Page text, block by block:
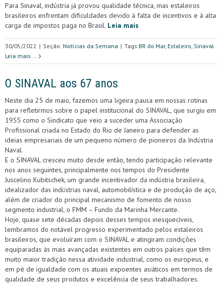
Para Sinaval, indústria já provou qualidade técnica, mas estaleiros
brasileiros enfrentam dificuldades devido à falta de incentivos e à alta
carga de impostos paga no Brasil. Leia mais
30/05/2022 | Seção: Notícias da Semana | Tags:BR do Mar, Estaleiro, Sinaval
Leia mais...
O SINAVAL aos 67 anos
Neste dia 25 de maio, fazemos uma ligeira pausa em nossas rotinas
para refletirmos sobre o papel institucional do SINAVAL, que surgiu em
1955 como o Sindicato que veio a suceder uma Associação
Profissional criada no Estado do Rio de Janeiro para defender as
ideias empresariais de um pequeno número de pioneiros da Indústria
Naval.
E o SINAVAL cresceu muito desde então, tendo participação relevante
nos anos seguintes, principalmente nos tempos do Presidente
Juscelino Kubitschek, um grande incentivador da indústria brasileira,
idealizador das indústrias naval, automobilística e de produção de aço,
além de criador do principal mecanismo de fomento de nosso
segmento industrial, o FMM – Fundo da Marinha Mercante.
Hoje, quase sete décadas depois desses tempos inesquecíveis,
lembramos do notável progresso experimentado pelos estaleiros
brasileiros, que evoluíram com o SINAVAL e atingiram condições
equiparadas às mais avançadas existentes em outros países que têm
muito maior tradição nessa atividade industrial, como os europeus, e
em pé de igualdade com os atuais expoentes asiáticos em termos de
qualidade de seus produtos e excelência de seus trabalhadores.